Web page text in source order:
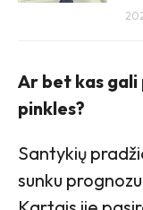
Ar bet kas
pinkles?
Santykių
sunku